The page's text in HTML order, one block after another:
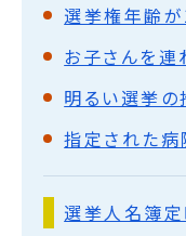
お子さんを連
明るい選挙の
選挙人名簿